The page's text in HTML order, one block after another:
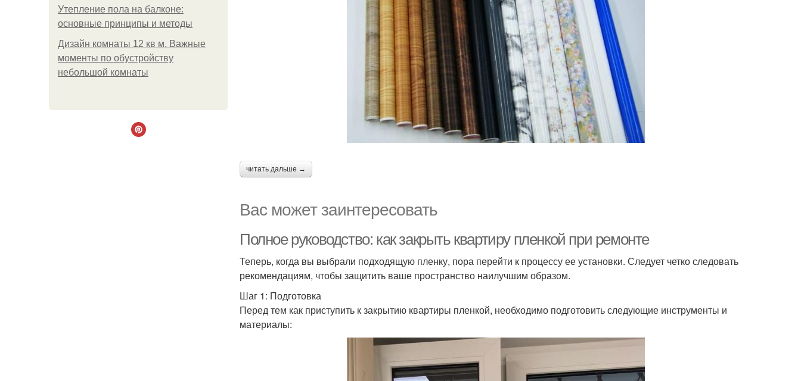
Утепление пола на балконе:
основные принципы и методы
Дизайн комнаты 12 кв м. Важные
моменты по обустройству
небольшой комнаты
читать дальше →
Вас может заинтересовать
Полное руководство: как закрыть квартиру пленкой при ремонте
Теперь, когда вы выбрали подходящую пленку, пора перейти к процессу ее установки. Следует четко следовать
рекомендациям, чтобы защитить ваше пространство наилучшим образом.
Шаг 1: Подготовка
Перед тем как приступить к закрытию квартиры пленкой, необходимо подготовить следующие инструменты и
материалы: